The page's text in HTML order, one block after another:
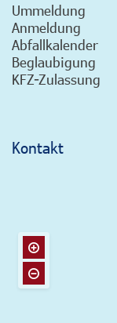
Ummeldung
Anmeldung
Abfallkalender
Beglaubigung
KFZ-Zulassung
Kontakt